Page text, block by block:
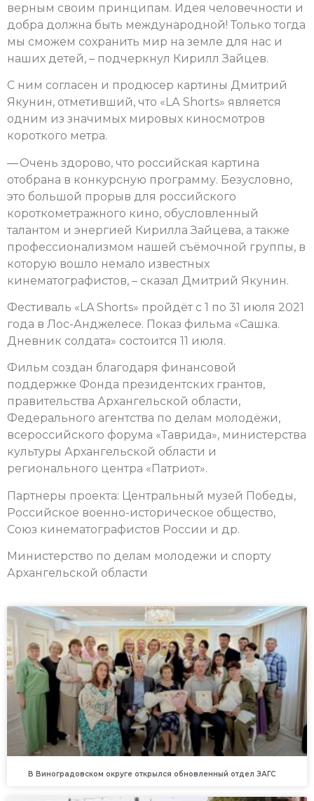
верным своим принципам. Идея человечности и
добра должна быть международной! Только тогда
мы сможем сохранить мир на земле для нас и
наших детей, – подчеркнул Кирилл Зайцев.
С ним согласен и продюсер картины Дмитрий
Якунин, отметивший, что «LА Shorts» является
одним из значимых мировых киносмотров
короткого метра.
— Очень здорово, что российская картина
отобрана в конкурсную программу. Безусловно,
это большой прорыв для российского
короткометражного кино, обусловленный
талантом и энергией Кирилла Зайцева, а также
профессионализмом нашей съёмочной группы, в
которую вошло немало известных
кинематографистов, – сказал Дмитрий Якунин.
Фестиваль «LA Shorts» пройдёт с 1 по 31 июля 2021
года в Лос-Анджелесе. Показ фильма «Сашка.
Дневник солдата» состоится 11 июля.
Фильм создан благодаря финансовой
поддержке Фонда президентских грантов,
правительства Архангельской области,
Федерального агентства по делам молодёжи,
всероссийского форума «Таврида», министерства
культуры Архангельской области и
регионального центра «Патриот».
Партнеры проекта: Центральный музей Победы,
Российское военно-историческое общество,
Союз кинематографистов России и др.
Министерство по делам молодежи и спорту
Архангельской области
В Виноградовском округе открылся обновленный отдел ЗАГС